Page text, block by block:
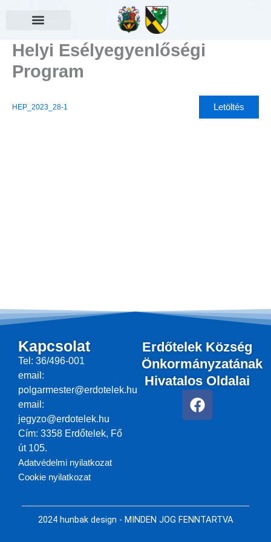
Helyi Esélyegyenlőségi
Program
HEP_2023_28-1 Letöltés
Kapcsolat
Tel: 36/496-001
email:
polgarmester@erdotelek.hu
email:
jegyzo@erdotelek.hu
Cím: 3358 Erdőtelek, Fő
út 105.
Adatvédelmi nyilatkozat
Cookie nyilatkozat
Erdőtelek Község
Önkormányzatának
Hivatalos Oldalai
F
a
k
2024 hunbak design - MINDEN JOG FENNTARTVA